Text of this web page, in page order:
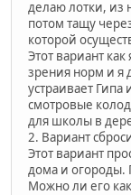
делаю лотки, из
потом тащу
которой
Этот вариант
зрения норм и я
устраивает Гипа
смотровые
для школы в
2. Вариант
Этот вариант
дома и огороды.
Можно ли его